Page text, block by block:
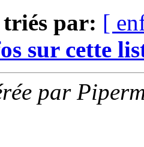
triés par: [
sur cette
par